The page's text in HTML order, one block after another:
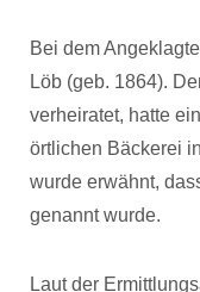
Bei dem
Löb (geb. 1864).
verheiratet, hatte
örtlichen Bäckerei
wurde erwähnt,
genannt wurde.
Laut der